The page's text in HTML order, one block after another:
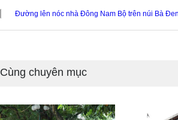
Đường lên nóc nhà Đông Nam Bộ trên núi Bà Đen
Cùng chuyên mục